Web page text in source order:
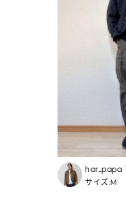
har_papa
サイズ:M